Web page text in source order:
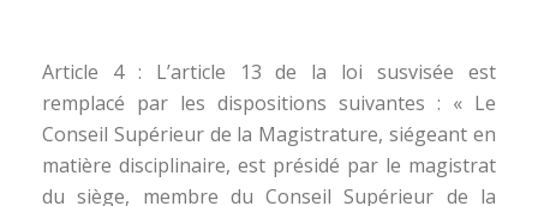
Article 4 : L’article 13 de la loi susvisée est
remplacé par les dispositions suivantes : « Le
Conseil Supérieur de la Magistrature, siégeant en
matière disciplinaire, est présidé par le magistrat
du siège, membre du Conseil Supérieur de la